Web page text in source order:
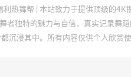
热舞帮 | 本站致力于提供顶级的4K
者独特的魅力与自信，真实记录舞
都沉浸其中。所有内容仅供个人欣赏